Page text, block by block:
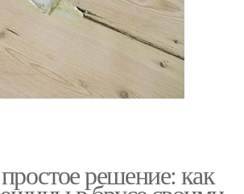
решение: как